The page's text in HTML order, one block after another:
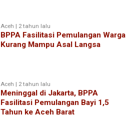
Aceh | 2 tahun lalu
BPPA Fasilitasi Pemulangan Warga
Kurang Mampu Asal Langsa
Aceh | 2 tahun lalu
Meninggal di Jakarta, BPPA
Fasilitasi Pemulangan Bayi 1,5
Tahun ke Aceh Barat